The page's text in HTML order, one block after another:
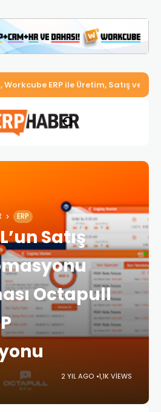
Workcube ERP ile Üretim, Satış ve
ERP
Satış
Octapull
2 YIL AGO 1,1K VIEWS